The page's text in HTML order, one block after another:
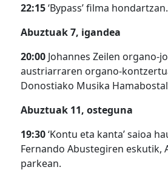
22:15‘Bypass’ filma hondartzan.
Abuztuak 7, igandea
20:00 Johannes Zeilen organo-
austriarraren organo-
Donostiako Musika
Abuztuak 11, osteguna
19:30‘Kontu eta kanta’ saioa
Fernando Abustegiren eskutik,
parkean.